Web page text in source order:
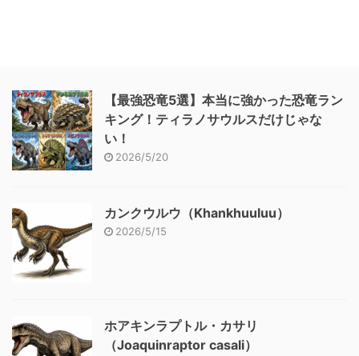
【最強恐竜5選】本当に強かった恐竜ラン
キング！ティラノサウルスだけじゃな
い！
2026/5/20
カンクウルウ（Khankhuuluu）
2026/5/15
ホアキンラプトル・カサリ
（Joaquinraptor casali）